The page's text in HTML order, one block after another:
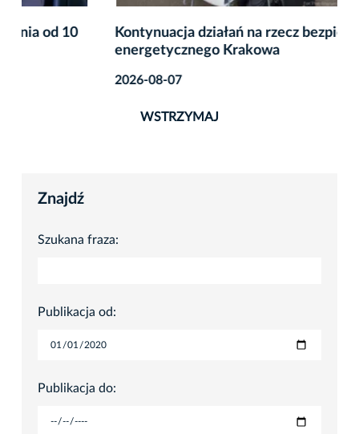
Kontynuacja działań na rzecz bezpieczeństwa
energetycznego Krakowa
WSTRZYMAJ
Znajdź
Szukana fraza:
Publikacja od:
Publikacja do: